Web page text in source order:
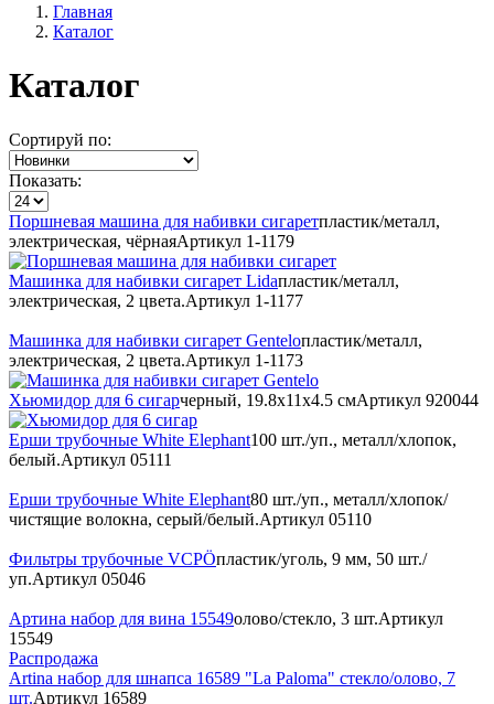
Главная
Каталог
Каталог
Сортируй по:
Показать:
Поршневая машина для набивки сигаретпластик/металл,
электрическая, чёрнаяАртикул 1-1179
Машинка для набивки сигарет Lidaпластик/металл,
электрическая, 2 цвета.Артикул 1-1177
Машинка для набивки сигарет Genteloпластик/металл,
электрическая, 2 цвета.Артикул 1-1173
Хьюмидор для 6 сигарчерный, 19.8x11x4.5 смАртикул 920044
Ерши трубочные White Elephant100 шт./уп., металл/хлопок,
белый.Артикул 05111
Ерши трубочные White Elephant80 шт./уп., металл/хлопок/
чистящие волокна, серый/белый.Артикул 05110
Фильтры трубочные VCPÖпластик/уголь, 9 мм, 50 шт./
уп.Артикул 05046
Артина набор для вина 15549олово/стекло, 3 шт.Артикул
15549
Распродажа
Artina набор для шнапса 16589 "La Paloma" стекло/олово, 7
шт.Артикул 16589